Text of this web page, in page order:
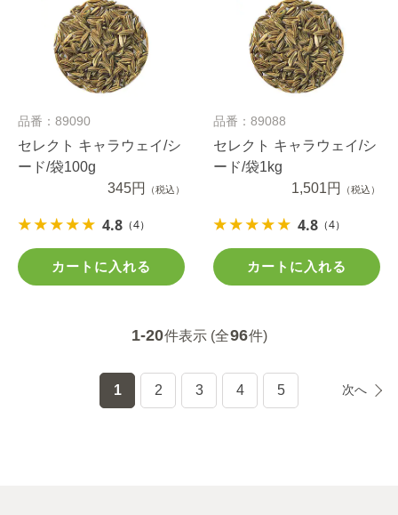
品番：89090
セレクト キャラウェイ/シ
ード/袋100g
345円
（税込）
4.8 （4）
カートに入れる
品番：89088
セレクト キャラウェイ/シ
ード/袋1kg
1,501円
（税込）
4.8 （4）
カートに入れる
1-20件表示 (全96件)
1 2 3 4 5 次へ